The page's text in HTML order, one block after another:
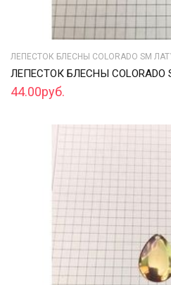
ЛЕПЕСТОК БЛЕСНЫ COLORADO SM
ЛЕПЕСТОК БЛЕСНЫ COLORADO
44.00руб.